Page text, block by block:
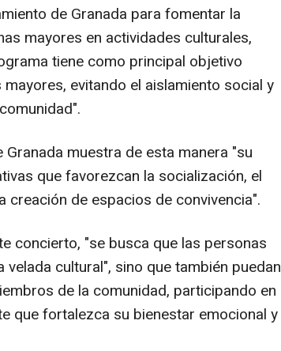
de Granada para fomentar la
mayores en actividades culturales,
tiene como principal objetivo
evitando el aislamiento social y
muestra de esta manera "su
que favorezcan la socialización, el
creación de espacios de convivencia".
concierto, "se busca que las personas
cultural", sino que también puedan
de la comunidad, participando en
que fortalezca su bienestar emocional y